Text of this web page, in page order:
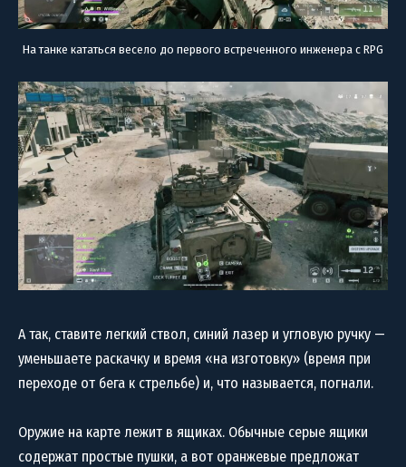
На танке кататься весело до первого встреченного инженера с RPG
А так, ставите легкий ствол, синий лазер и угловую ручку —
уменьшаете раскачку и время «на изготовку» (время при
переходе от бега к стрельбе) и, что называется, погнали.
Оружие на карте лежит в ящиках. Обычные серые ящики
содержат простые пушки, а вот оранжевые предложат